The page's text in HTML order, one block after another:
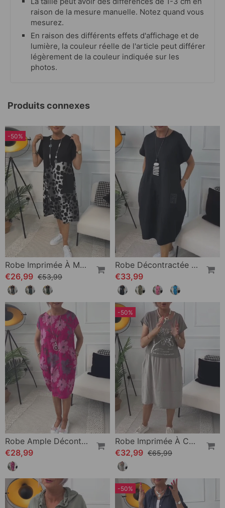
raison de la mesure manuelle. Notez quand vous
mesurez.
En raison des différents effets d'affichage et de
lumière, la couleur réelle de l'article peut différer
légèrement de la couleur indiquée sur les
photos.
Produits connexes
-50%
Robe Imprimée À Manches Courtes Et Col Rond
€26,99 €53,99
Robe Décontractée À Manches Courtes Et Imprimé Lettre Simple
€33,99
Robe Ample Décontractée À Imprimé Floral Et Poches À Manches Courtes
€28,99
-50%
Robe Imprimée À Col Rond Et Manches Courtes
€32,99 €65,99
-50%